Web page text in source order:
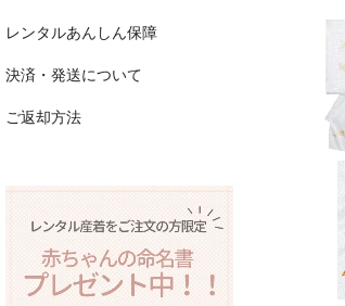
レンタルあんしん保障
決済・発送について
ご返却方法